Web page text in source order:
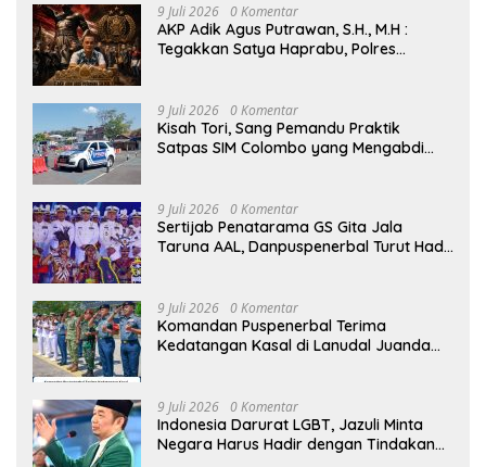
9 Juli 2026 0 Komentar
AKP Adik Agus Putrawan, S.H., M.H :
Tegakkan Satya Haprabu, Polres
Surabaya.
9 Juli 2026 0 Komentar
Kisah Tori, Sang Pemandu Praktik
Satpas SIM Colombo yang Mengabdi
9 Juli 2026 0 Komentar
Sertijab Penatarama GS Gita Jala
Taruna AAL, Danpuspenerbal Turut Hadir
9 Juli 2026 0 Komentar
Komandan Puspenerbal Terima
Kedatangan Kasal di Lanudal Juanda
9 Juli 2026 0 Komentar
Indonesia Darurat LGBT, Jazuli Minta
Negara Harus Hadir dengan Tindakan